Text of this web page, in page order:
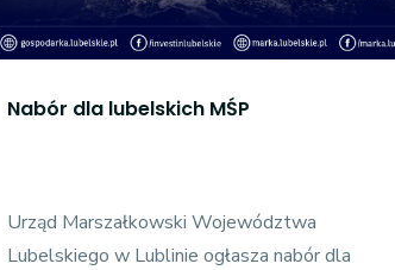
Nabór dla lubelskich MŚP
Urząd Marszałkowski Województwa
Lubelskiego w Lublinie ogłasza nabór dla